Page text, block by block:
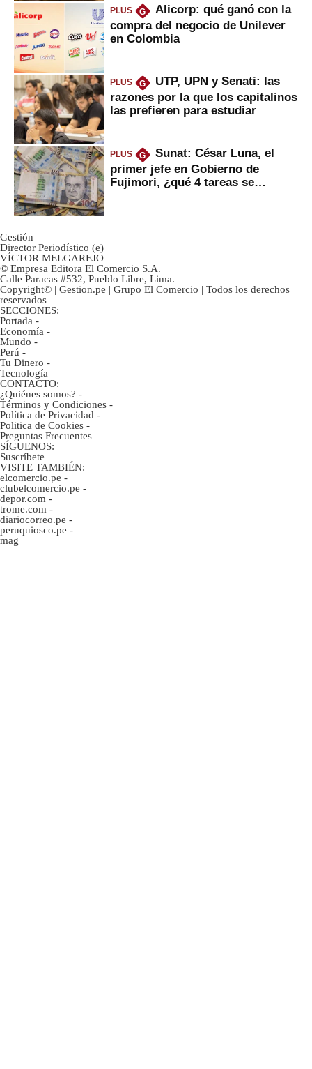
PLUS G
Alicorp: qué ganó con la
compra del negocio de Unilever
en Colombia
PLUS G
UTP, UPN y Senati: las
razones por la que los capitalinos
las prefieren para estudiar
PLUS G
Sunat: César Luna, el
primer jefe en Gobierno de
Fujimori, ¿qué 4 tareas se
Gestión
Director Periodístico (e)
VÍCTOR MELGAREJO
© Empresa Editora El Comercio S.A.
Calle Paracas #532, Pueblo Libre, Lima.
Copyright© | Gestion.pe | Grupo El Comercio | Todos los derechos
reservados
SECCIONES:
Portada -
Economía -
Mundo -
Perú -
Tu Dinero -
Tecnología
CONTACTO:
¿Quiénes somos? -
Términos y Condiciones -
Política de Privacidad -
Politica de Cookies -
Preguntas Frecuentes
SÍGUENOS:
Suscríbete
VISITE TAMBIÉN:
elcomercio.pe -
clubelcomercio.pe -
depor.com -
trome.com -
diariocorreo.pe -
peruquiosco.pe -
mag